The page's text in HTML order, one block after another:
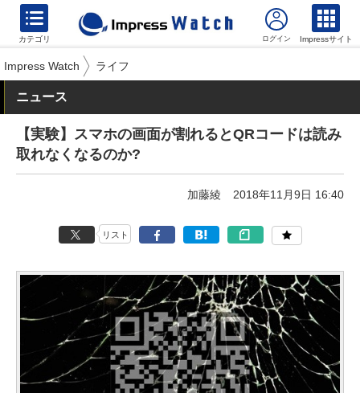
カテゴリ Impressサイト
Impress Watch ライフ
ニュース
【実験】スマホの画面が割れるとQRコードは読み
取れなくなるのか?
加藤綾 2018年11月9日 16:40
リスト